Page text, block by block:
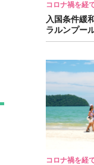
コロナ禍を経
入国条件緩
ラルンプー
コロナ禍を経